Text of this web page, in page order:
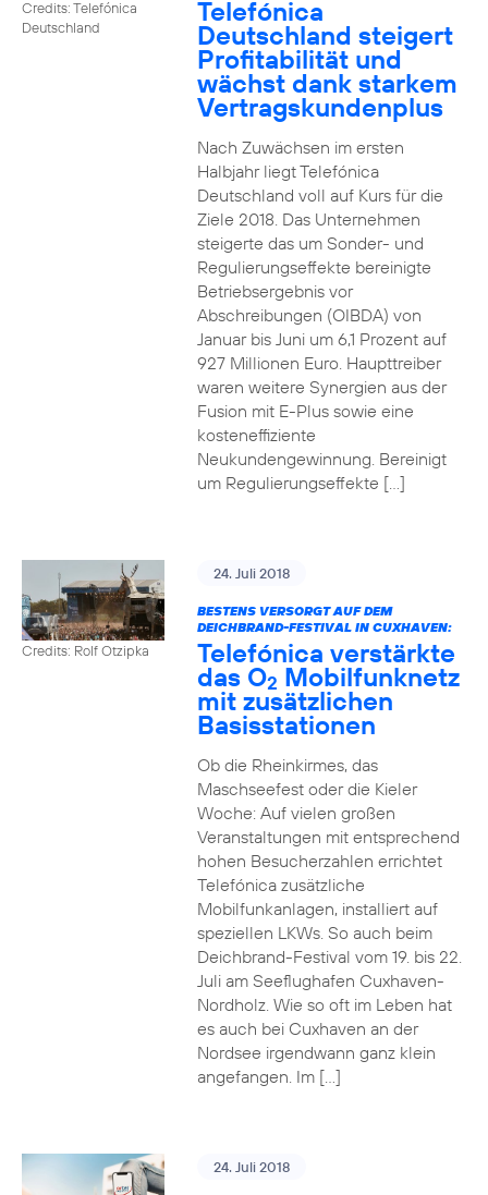
Credits: Telefónica
Deutschland
Telefónica
Deutschland steigert
Profitabilität und
wächst dank starkem
Vertragskundenplus
Nach Zuwächsen im ersten
Halbjahr liegt Telefónica
Deutschland voll auf Kurs für die
Ziele 2018. Das Unternehmen
steigerte das um Sonder- und
Regulierungseffekte bereinigte
Betriebsergebnis vor
Abschreibungen (OIBDA) von
Januar bis Juni um 6,1 Prozent auf
927 Millionen Euro. Haupttreiber
waren weitere Synergien aus der
Fusion mit E-Plus sowie eine
kosteneffiziente
Neukundengewinnung. Bereinigt
um Regulierungseffekte […]
Credits: Rolf Otzipka
24. Juli 2018
BESTENS VERSORGT AUF DEM
DEICHBRAND-FESTIVAL IN CUXHAVEN:
Telefónica verstärkte
das O2 Mobilfunknetz
mit zusätzlichen
Basisstationen
Ob die Rheinkirmes, das
Maschseefest oder die Kieler
Woche: Auf vielen großen
Veranstaltungen mit entsprechend
hohen Besucherzahlen errichtet
Telefónica zusätzliche
Mobilfunkanlagen, installiert auf
speziellen LKWs. So auch beim
Deichbrand-Festival vom 19. bis 22.
Juli am Seeflughafen Cuxhaven-
Nordholz. Wie so oft im Leben hat
es auch bei Cuxhaven an der
Nordsee irgendwann ganz klein
angefangen. Im […]
24. Juli 2018